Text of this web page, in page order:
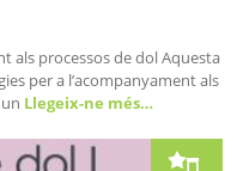
als processos de dol Aquesta
per a l’acompanyament als
Llegeix-ne més…